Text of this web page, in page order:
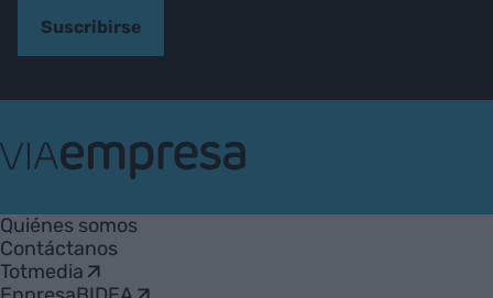
Suscribirse
Empresa
Quiénes somos
Contáctanos
Totmedia